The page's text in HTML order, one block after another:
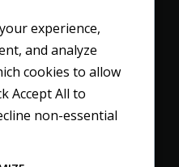
experience,
and analyze
cookies to allow
Accept All to
non-essential